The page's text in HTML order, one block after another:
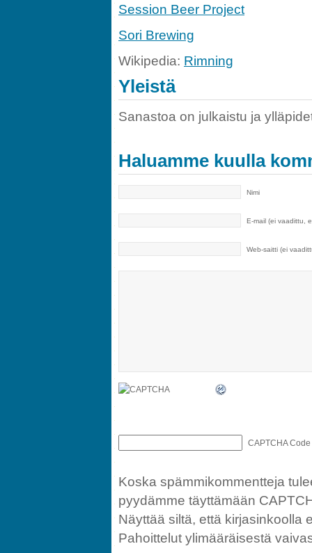
Session Beer Project
Sori Brewing
Wikipedia: Rimning
Yleistä
Sanastoa on julkaistu ja
Haluamme kuulla
Nimi
E-mail (ei vaadittu,
Web-saitti (ei
CAPTCHA Code
Koska spämmikommentteja
pyydämme täyttämään
Näyttää siltä, että kirjasinkoolla
Pahoittelut ylimääräisestä